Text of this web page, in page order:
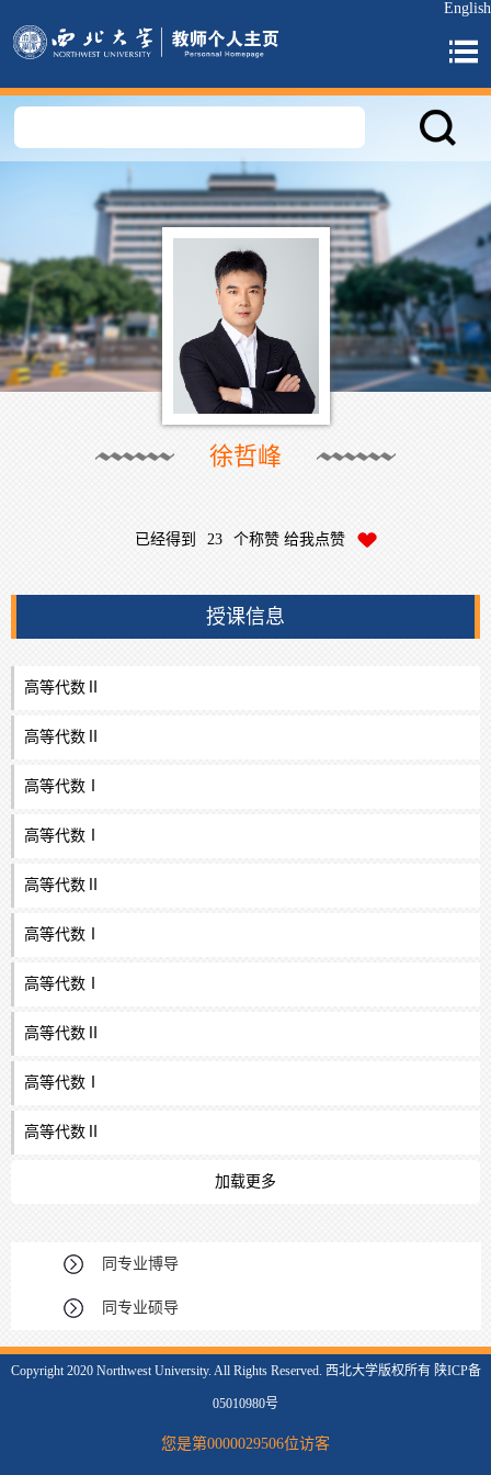
English
徐哲峰
已经得到 23 个称赞 给我点赞
授课信息
高等代数Ⅱ
高等代数Ⅱ
高等代数Ⅰ
高等代数Ⅰ
高等代数Ⅱ
高等代数Ⅰ
高等代数Ⅰ
高等代数Ⅱ
高等代数Ⅰ
高等代数Ⅱ
加载更多
同专业博导
同专业硕导
Copyright 2020 Northwest University. All Rights Reserved. 西北大学版权所有 陕ICP备
05010980号
您是第0000029506位访客